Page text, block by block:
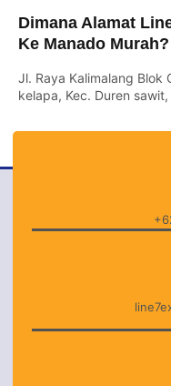
Dimana Alamat
Ke Manado Murah?
Jl. Raya Kalimalang Blok
kelapa, Kec. Duren